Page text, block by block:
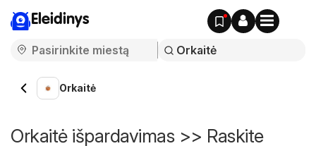
Eleidinys
Orkaitė
Orkaitė išpardavimas >> Raskite